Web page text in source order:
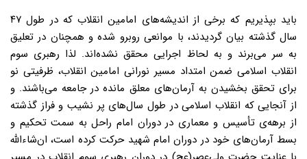
باید بپذیریم که برخی از اندیشه‌های امامین انقلاب که در طول ۴۷
سال گذشته بیان گردیدند، با موانعی روبرو شده و همچنان در تعلیق
به سر می‌برند و به لحاظ اجرایی محقق نشده‌اند. لذا رهبری سوم
انقلاب اسلامی ضمن امتداد مسیر نورانی امامین انقلاب، ظرفیتی نو
برای تحقق بخشیدن به آرمان‌های معلق مانده در جامعه می‌باشند. و
از آنجایی که انقلاب اسلامی در طول سال‌های پر نشیب و فراز گذشته
از برهه‌ی تأسیس و معماری در دوران امام راحل به سمت تحکیم و
بسط آرمان‌های خود در دوران امام شهید حرکت کرده است، ان‌شاءالله